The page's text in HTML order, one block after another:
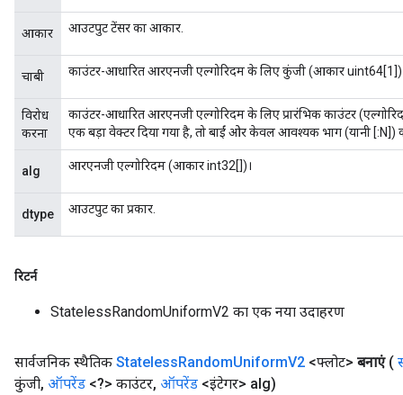
आकार आउटपुट टेंसर का आकार.
चाबी काउंटर-आधारित आरएनजी एल्गोरिदम के लिए कुंजी (आकार
विरोध
करना
काउंटर-आधारित आरएनजी एल्गोरिदम के लिए प्रारंभिक काउंटर
एक बड़ा वेक्टर दिया गया है, तो बाईं ओर केवल आवश्यक भाग (यानी [:N])
alg आरएनजी एल्गोरिदम (आकार int32[])।
dtype आउटपुट का प्रकार.
रिटर्न
StatelessRandomUniformV2 का एक नया उदाहरण
सार्वजनिक स्थैतिक StatelessRandomUniformV2 <फ्लोट> बनाएं (
कुंजी, ऑपरेंड <?> काउंटर, ऑपरेंड <इंटेगर> alg)